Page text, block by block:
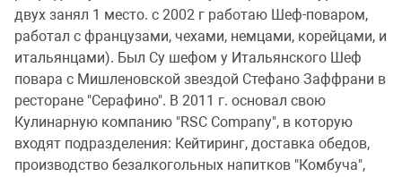
двух занял 1 место. с 2002 г работаю Шеф-поваром,
работал с французами, чехами, немцами, корейцами, и
итальянцами). Был Су шефом у Итальянского Шеф
повара с Мишленовской звездой Стефано Заффрани в
ресторане "Серафино". В 2011 г. основал свою
Кулинарную компанию "RSC Company", в которую
входят подразделения: Кейтиринг, доставка обедов,
производство безалкогольных напитков "Комбуча",